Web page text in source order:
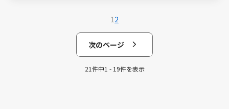
12
次のページ
21件中1 - 19件を表示